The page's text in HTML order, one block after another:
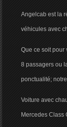
Angelcab est la
véhicules avec
Que ce soit pour
8 passagers ou
ponctualité;
Voiture avec
Mercedes Class